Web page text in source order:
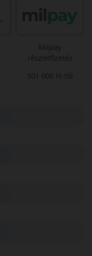
Milpay
részletfizetés
501 000 Ft-tól